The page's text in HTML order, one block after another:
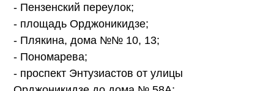
- Пензенский переулок;
- площадь Орджоникидзе;
- Плякина, дома №№ 10, 13;
- Пономарева;
- проспект Энтузиастов от улицы